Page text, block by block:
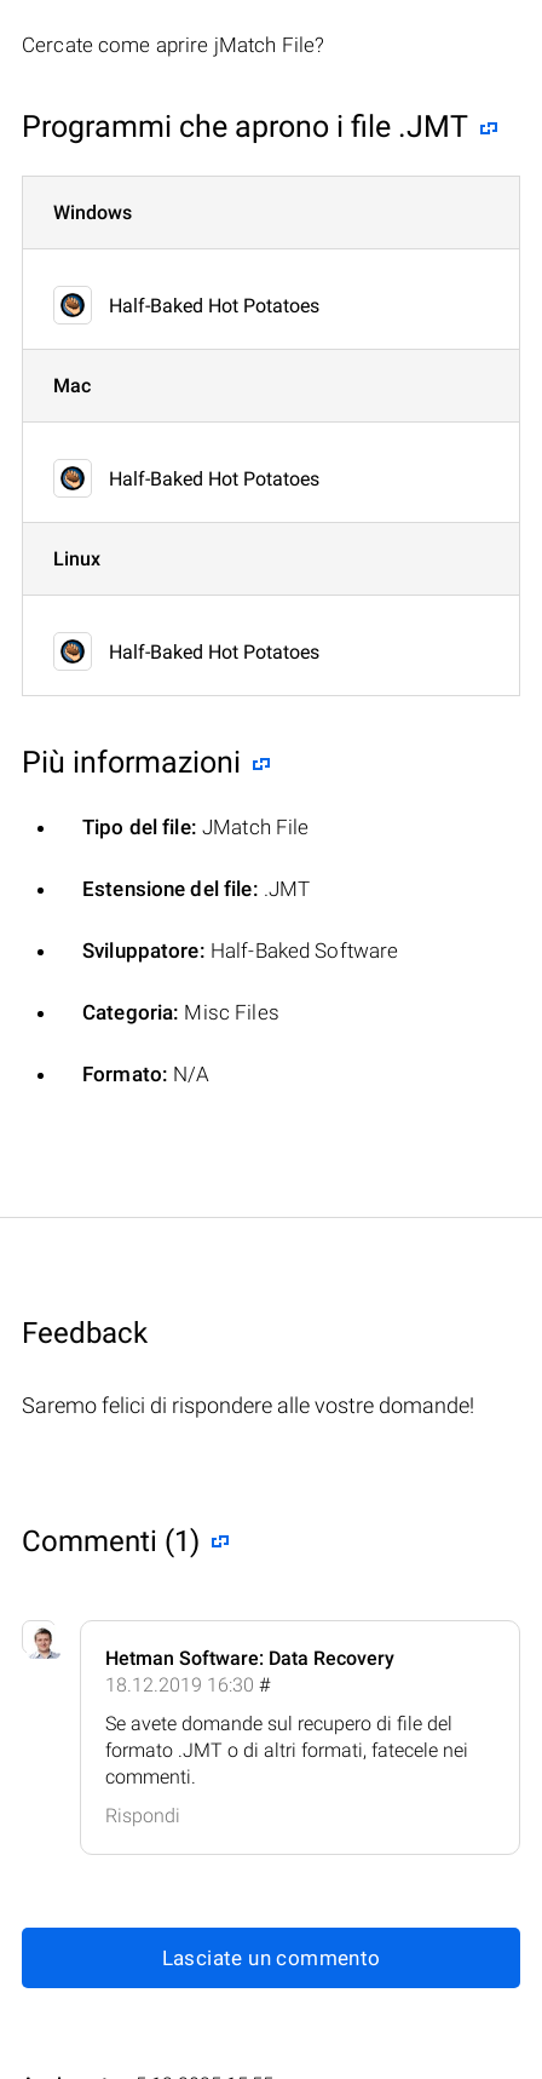
Cercate come aprire jMatch File?
Programmi che aprono i file .JMT
Windows
Half-Baked Hot Potatoes
Mac
Half-Baked Hot Potatoes
Linux
Half-Baked Hot Potatoes
Più informazioni
Tipo del file: JMatch File
Estensione del file: .JMT
Sviluppatore: Half-Baked Software
Categoria: Misc Files
Formato: N/A
Feedback
Saremo felici di rispondere alle vostre domande!
Commenti (1)
Hetman Software: Data Recovery
18.12.2019 16:30 #
Se avete domande sul recupero di file del
formato .JMT o di altri formati, fatecele nei
commenti.
Rispondi
Lasciate un commento